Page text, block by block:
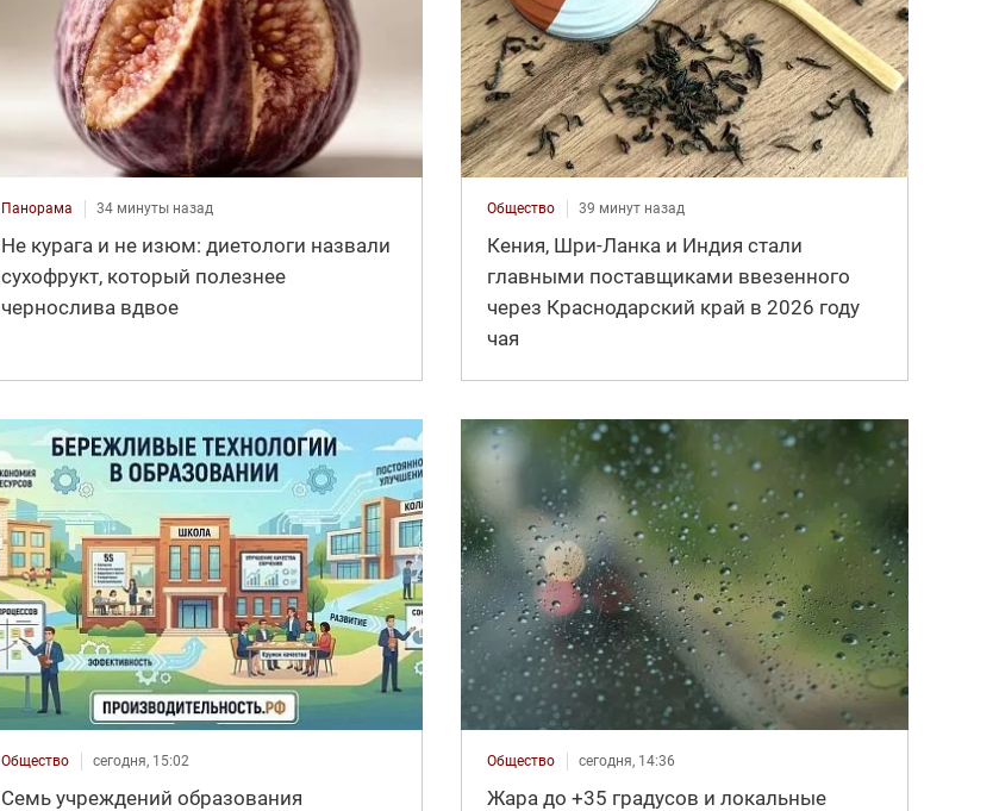
Панорама 34 минуты назад
Не курага и не изюм: диетологи назвали
сухофрукт, который полезнее
чернослива вдвое
Общество 39 минут назад
Кения, Шри-Ланка и Индия стали
главными поставщиками ввезенного
через Краснодарский край в 2026 году
чая
Общество сегодня, 15:02
Семь учреждений образования
Общество сегодня, 14:36
Жара до +35 градусов и локальные